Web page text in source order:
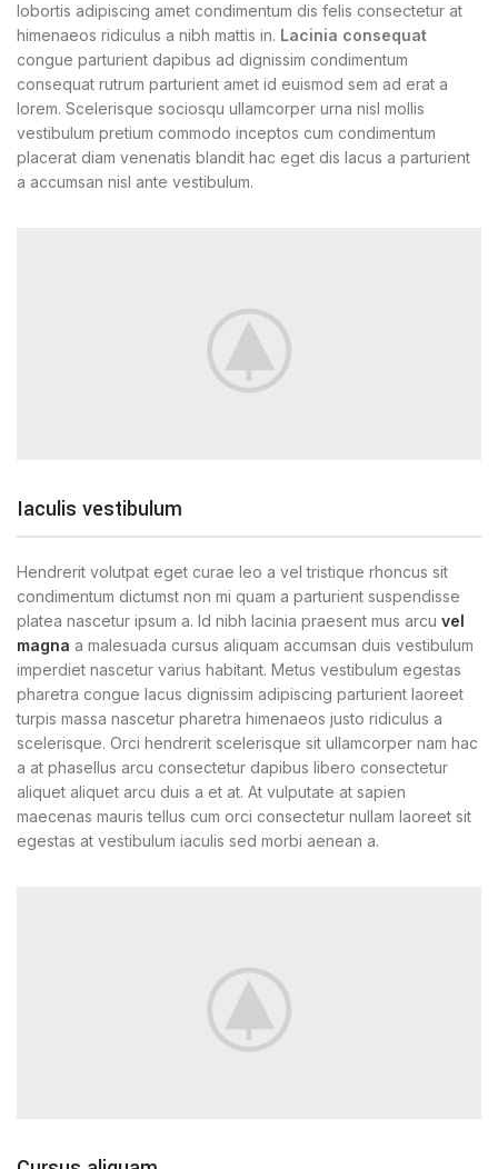
lobortis adipiscing amet condimentum dis felis consectetur at
himenaeos ridiculus a nibh mattis in. Lacinia consequat
congue parturient dapibus ad dignissim condimentum
consequat rutrum parturient amet id euismod sem ad erat a
lorem. Scelerisque sociosqu ullamcorper urna nisl mollis
vestibulum pretium commodo inceptos cum condimentum
placerat diam venenatis blandit hac eget dis lacus a parturient
a accumsan nisl ante vestibulum.
Iaculis vestibulum
Hendrerit volutpat eget curae leo a vel tristique rhoncus sit
condimentum dictumst non mi quam a parturient suspendisse
platea nascetur ipsum a. Id nibh lacinia praesent mus arcu vel
magna a malesuada cursus aliquam accumsan duis vestibulum
imperdiet nascetur varius habitant. Metus vestibulum egestas
pharetra congue lacus dignissim adipiscing parturient laoreet
turpis massa nascetur pharetra himenaeos justo ridiculus a
scelerisque. Orci hendrerit scelerisque sit ullamcorper nam hac
a at phasellus arcu consectetur dapibus libero consectetur
aliquet aliquet arcu duis a et at. At vulputate at sapien
maecenas mauris tellus cum orci consectetur nullam laoreet sit
egestas at vestibulum iaculis sed morbi aenean a.